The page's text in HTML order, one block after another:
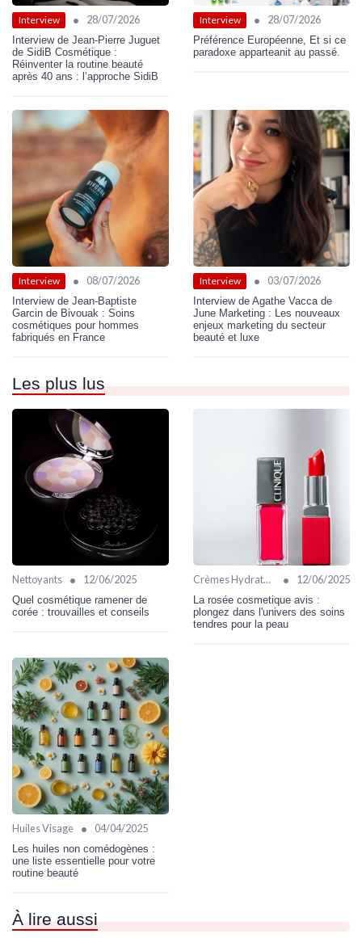
Interview • 28/07/2026
Interview de Jean-Pierre Juguet
de SidiB Cosmétique :
Réinventer la routine beauté
après 40 ans : l’approche SidiB
Interview • 28/07/2026
Préférence Européenne, Et si ce
paradoxe apparteanit au passé.
Interview • 08/07/2026
Interview de Jean-Baptiste
Garcin de Bivouak : Soins
cosmétiques pour hommes
fabriqués en France
Interview • 03/07/2026
Interview de Agathe Vacca de
June Marketing : Les nouveaux
enjeux marketing du secteur
beauté et luxe
Les plus lus
Nettoyants • 12/06/2025
Quel cosmétique ramener de
corée : trouvailles et conseils
Crèmes Hydratantes • 12/06/2025
La rosée cosmetique avis :
plongez dans l'univers des soins
tendres pour la peau
Huiles Visage • 04/04/2025
Les huiles non comédogènes :
une liste essentielle pour votre
routine beauté
À lire aussi